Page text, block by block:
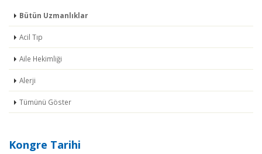
Bütün Uzmanlıklar
Acil Tıp
Aile Hekimliği
Alerji
Tümünü Göster
Kongre Tarihi